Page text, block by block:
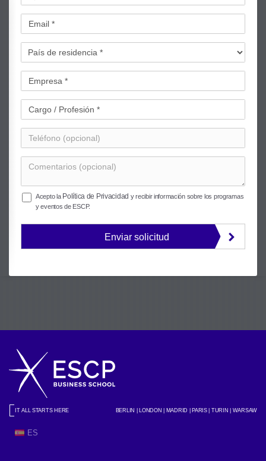
Acepto la Política de Privacidad y recibir información sobre los programas
y eventos de ESCP.
Enviar solicitud
IT ALL STARTS HERE BERLIN | LONDON | MADRID | PARIS | TURIN | WARSAW
ES